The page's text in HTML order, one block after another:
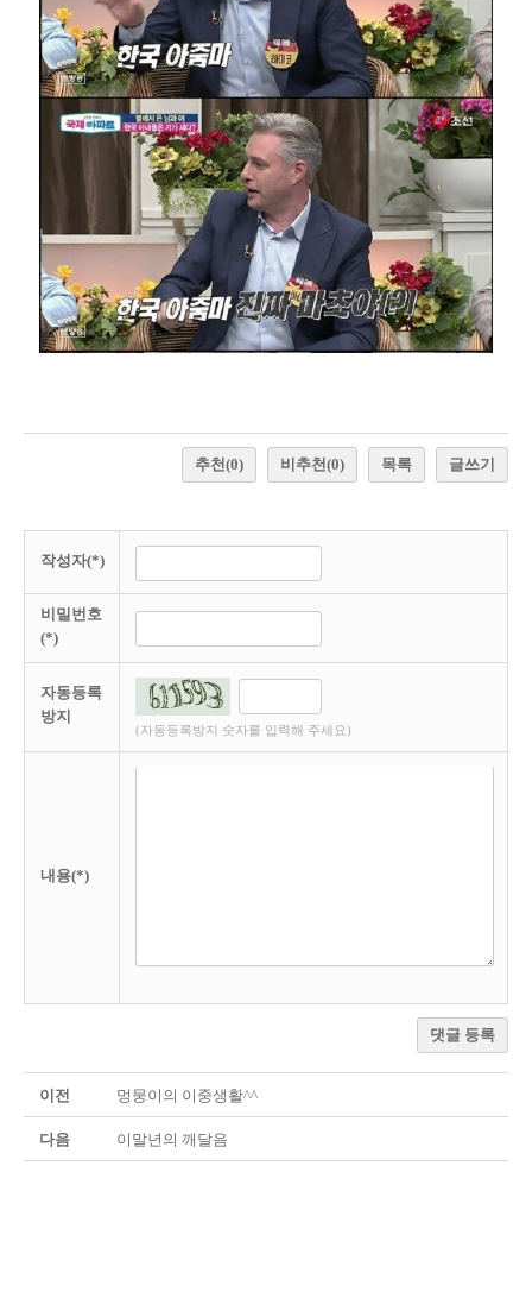
추천(0) 비추천(0) 목록 글쓰기
작성자(*)
비밀번호
(*)
자동등록
방지
(자동등록방지 숫자를 입력해 주세요)
내용(*)
댓글 등록
이전 멍뭉이의 이중생활^^
다음 이말년의 깨달음